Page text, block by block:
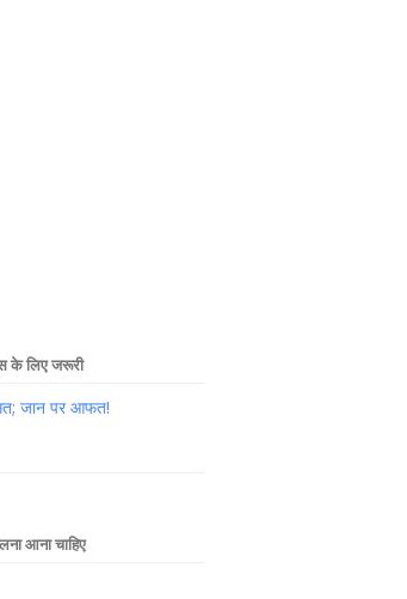
के लिए जरूरी
जान पर आफत!
आना चाहिए